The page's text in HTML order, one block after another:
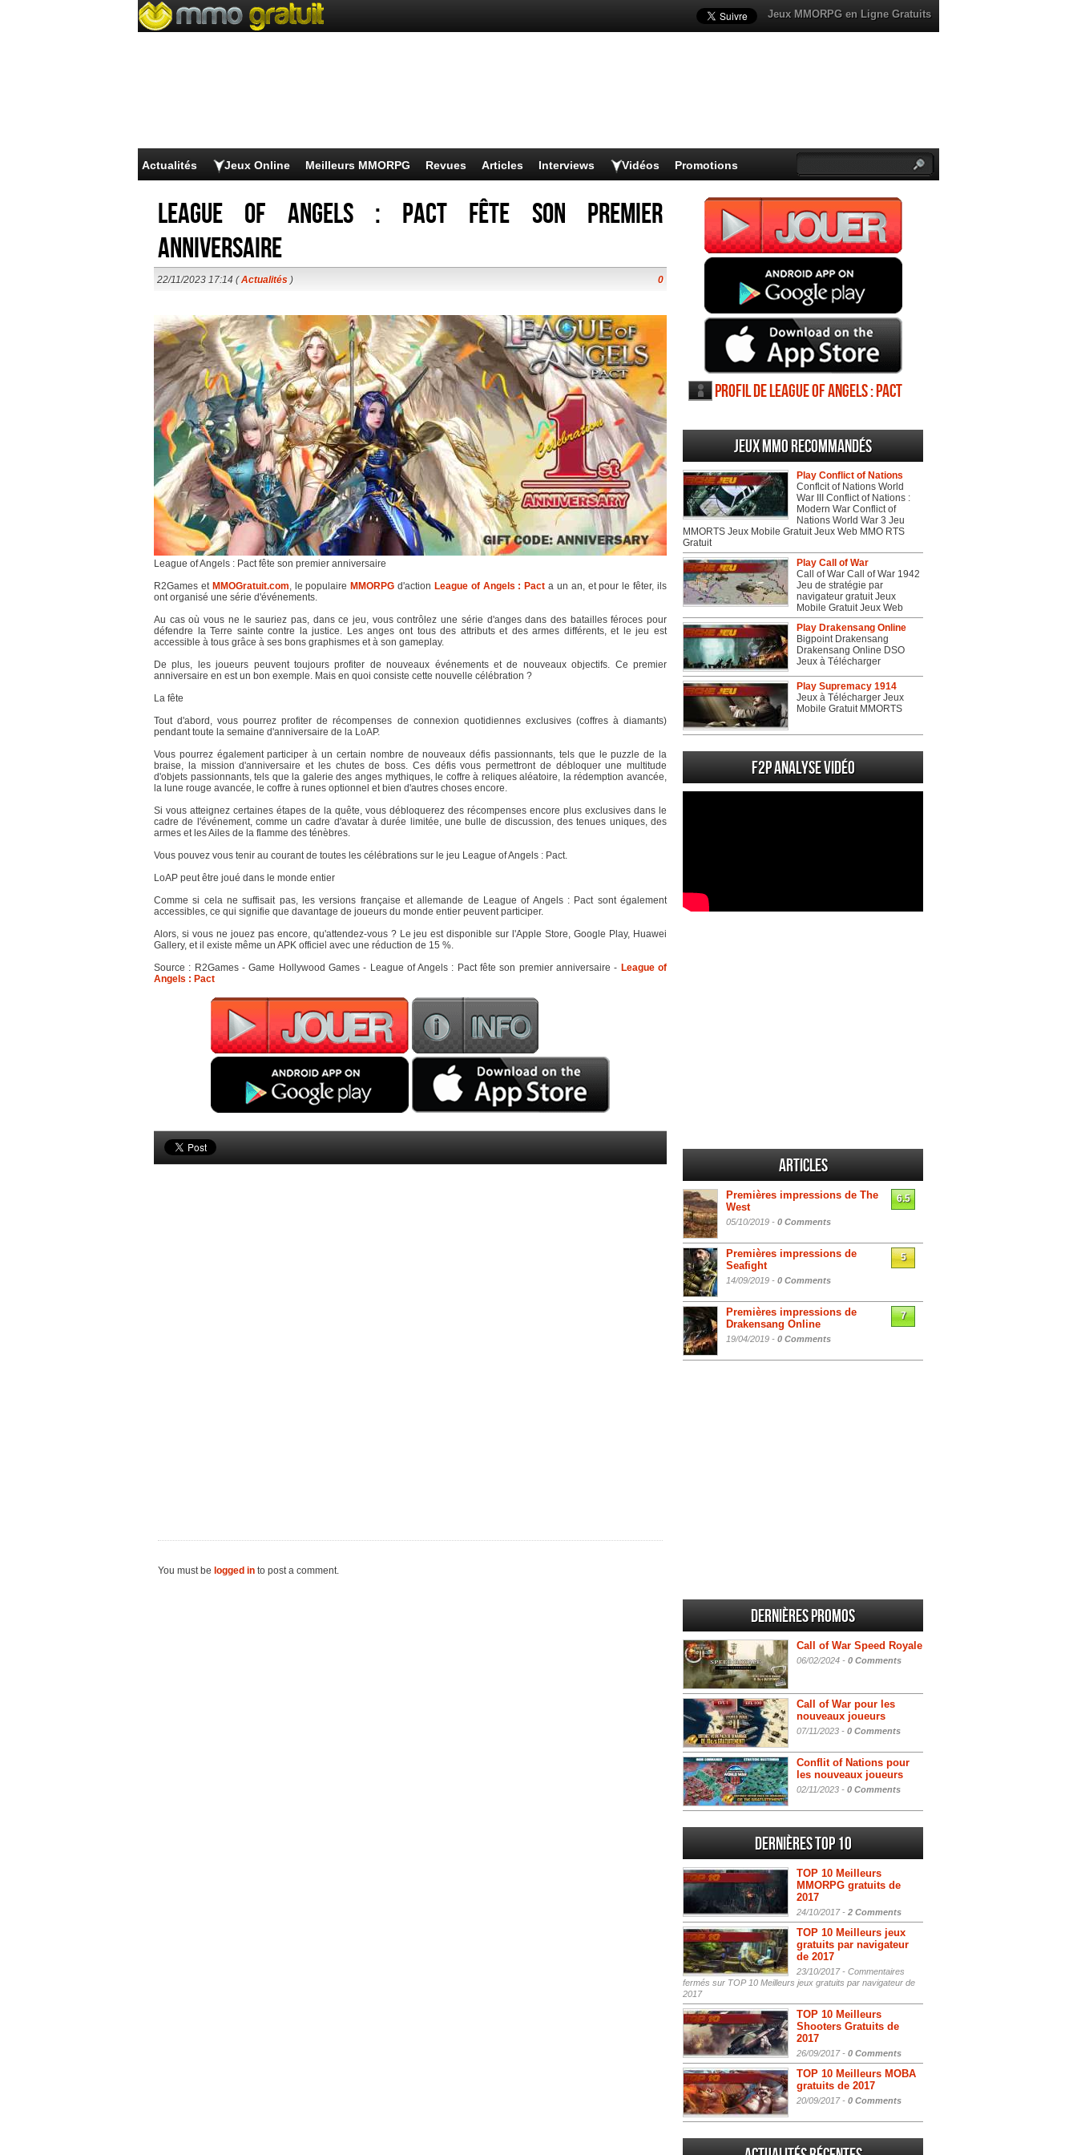
Jeux MMORPG en Ligne Gratuits
Actualités Jeux Online Meilleurs MMORPG Revues Articles Interviews Vidéos Promotions
League of Angels : Pact fête son premier
anniversaire
22/11/2023 17:14 (Actualités ) 0
League of Angels : Pact fête son premier anniversaire
R2Games et MMOGratuit.com, le populaire MMORPG d'action League of Angels : Pact a un an, et pour le fêter, ils
ont organisé une série d'événements.
Au cas où vous ne le sauriez pas, dans ce jeu, vous contrôlez une série d'anges dans des batailles féroces pour
défendre la Terre sainte contre la justice. Les anges ont tous des attributs et des armes différents, et le jeu est
accessible à tous grâce à ses bons graphismes et à son gameplay.
De plus, les joueurs peuvent toujours profiter de nouveaux événements et de nouveaux objectifs. Ce premier
anniversaire en est un bon exemple. Mais en quoi consiste cette nouvelle célébration ?
La fête
Tout d'abord, vous pourrez profiter de récompenses de connexion quotidiennes exclusives (coffres à diamants)
pendant toute la semaine d'anniversaire de la LoAP.
Vous pourrez également participer à un certain nombre de nouveaux défis passionnants, tels que le puzzle de la
braise, la mission d'anniversaire et les chutes de boss. Ces défis vous permettront de débloquer une multitude
d'objets passionnants, tels que la galerie des anges mythiques, le coffre à reliques aléatoire, la rédemption avancée,
la lune rouge avancée, le coffre à runes optionnel et bien d'autres choses encore.
Si vous atteignez certaines étapes de la quête, vous débloquerez des récompenses encore plus exclusives dans le
cadre de l'événement, comme un cadre d'avatar à durée limitée, une bulle de discussion, des tenues uniques, des
armes et les Ailes de la flamme des ténèbres.
Vous pouvez vous tenir au courant de toutes les célébrations sur le jeu League of Angels : Pact.
LoAP peut être joué dans le monde entier
Comme si cela ne suffisait pas, les versions française et allemande de League of Angels : Pact sont également
accessibles, ce qui signifie que davantage de joueurs du monde entier peuvent participer.
Alors, si vous ne jouez pas encore, qu'attendez-vous ? Le jeu est disponible sur l'Apple Store, Google Play, Huawei
Gallery, et il existe même un APK officiel avec une réduction de 15 %.
Source : R2Games - Game Hollywood Games - League of Angels : Pact fête son premier anniversaire - League of
Angels : Pact
You must be logged in to post a comment.
Profil de League of Angels : Pact
Jeux MMO recommandés
Play Conflict of Nations
Conflcit of Nations World
War III Conflict of Nations :
Modern War Conflict of
Nations World War 3 Jeu
MMORTS Jeux Mobile Gratuit Jeux Web MMO RTS
Gratuit
Play Call of War
Call of War Call of War 1942
Jeu de stratégie par
navigateur gratuit Jeux
Mobile Gratuit Jeux Web
Play Drakensang Online
Bigpoint Drakensang
Drakensang Online DSO
Jeux à Télécharger
Play Supremacy 1914
Jeux à Télécharger Jeux
Mobile Gratuit MMORTS
F2P Analyse vidéo
Articles
Premières impressions de The
West
05/10/2019 - 0 Comments
6.5
Premières impressions de
Seafight
14/09/2019 - 0 Comments
5
Premières impressions de
Drakensang Online
19/04/2019 - 0 Comments
7
Dernières promos
Call of War Speed Royale
06/02/2024 - 0 Comments
Call of War pour les
nouveaux joueurs
07/11/2023 - 0 Comments
Conflit of Nations pour
les nouveaux joueurs
02/11/2023 - 0 Comments
Dernières Top 10
TOP 10 Meilleurs
MMORPG gratuits de
2017
24/10/2017 - 2 Comments
TOP 10 Meilleurs jeux
gratuits par navigateur
de 2017
23/10/2017 - Commentaires
fermés sur TOP 10 Meilleurs jeux gratuits par navigateur de
2017
TOP 10 Meilleurs
Shooters Gratuits de
2017
26/09/2017 - 0 Comments
TOP 10 Meilleurs MOBA
gratuits de 2017
20/09/2017 - 0 Comments